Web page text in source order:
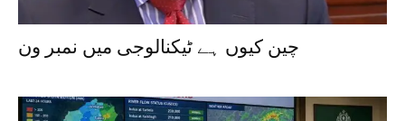
چین کیوں ہے ٹیکنالوجی میں نمبر ون